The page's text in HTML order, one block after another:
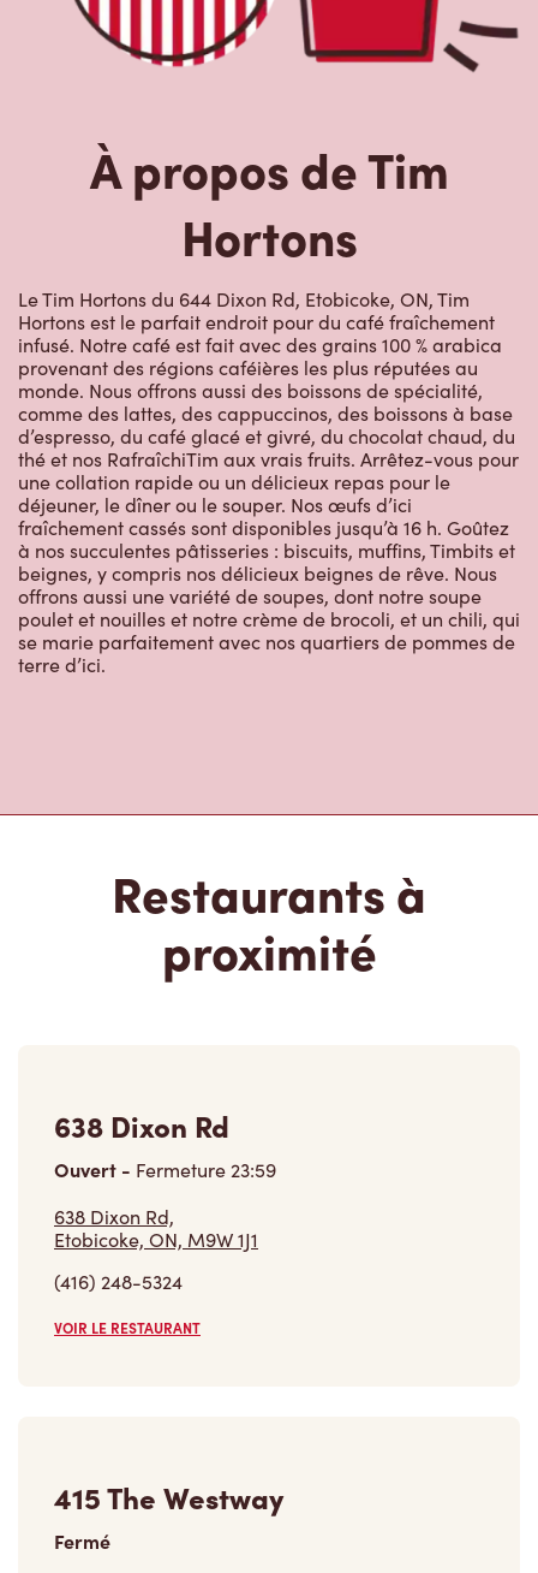
À propos de Tim
Le Tim Hortons du 644 Dixon Rd, Etobicoke, ON, Tim
Hortons est le parfait endroit pour du café fraîchement
infusé. Notre café est fait avec des grains 100 % arabica
monde. Nous offrons aussi des boissons de spécialité,
comme des lattes, des cappuccinos, des boissons à base
d’espresso, du café glacé et givré, du chocolat chaud, du
thé et nos RafraîchiTim aux vrais fruits. Arrêtez-vous pour
une collation rapide ou un délicieux repas pour le
déjeuner, le dîner ou le souper. Nos œufs d’ici
fraîchement cassés sont disponibles jusqu’à 16 h. Goûtez
à nos succulentes pâtisseries : biscuits, muffins, Timbits et
beignes, y compris nos délicieux beignes de rêve. Nous
offrons aussi une variété de soupes, dont notre soupe
poulet et nouilles et notre crème de brocoli, et un chili, qui
se marie parfaitement avec nos quartiers de pommes de
terre d’ici.
638 Dixon Rd,
Etobicoke, ON, M9W 1J1
(416) 248-5324
VOIR LE RESTAURANT
415 The Westway,
Etobicoke, ON, M9R 1H5
(416) 614-1171